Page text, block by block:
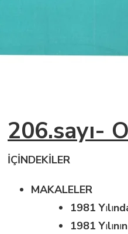
206.sayı-
İÇİNDEKİLER
MAKALELER
1981 Yılı
1981 Yılını